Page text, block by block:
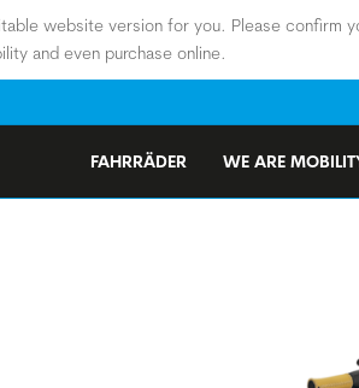
website version for you. Please confirm
and even purchase online.
FAHRRÄDER WE ARE